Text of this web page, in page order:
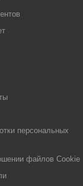
персональных
файлов Cookie